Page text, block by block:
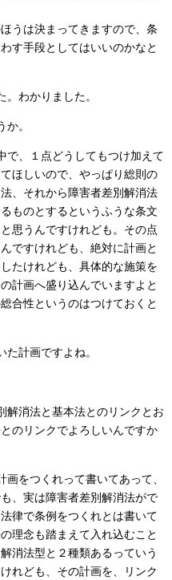
うは決まってきますので、条
す手段としてはいいのかなと
わかりました。
。
、１点どうしてもつけ加えて
ほしいので、やっぱり総則の
、それから障害者差別解消法
ものとするというふうな条文
思うんですけれども。その点
ですけれども、絶対に計画と
たけれども、具体的な施策を
計画へ盛り込んでいますよと
合性というのはつけておくと
計画ですよね。
消法と基本法とのリンクとお
のリンクでよろしいんですか
をつくれって書いてあって、
、実は障害者差別解消法がで
律で条例をつくれとは書いて
理念も踏まえて入れ込むこと
消法型と２種類あるっていう
れども、その計画を、リンク